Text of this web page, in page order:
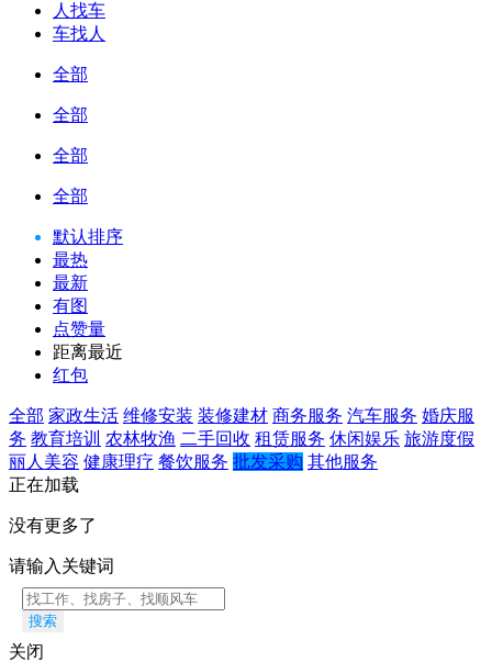
人找车
车找人
全部
全部
全部
全部
默认排序
最热
最新
有图
点赞量
距离最近
红包
全部 家政生活 维修安装 装修建材 商务服务 汽车服务 婚庆服
务 教育培训 农林牧渔 二手回收 租赁服务 休闲娱乐 旅游度假
丽人美容 健康理疗 餐饮服务 批发采购 其他服务
正在加载
没有更多了
请输入关键词
搜索
关闭